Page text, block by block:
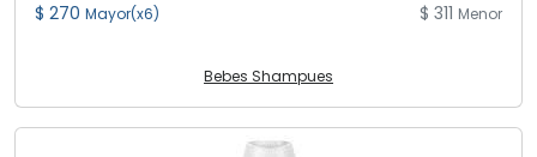
$ 270 Mayor(x6) $ 311 Menor
Bebes Shampues